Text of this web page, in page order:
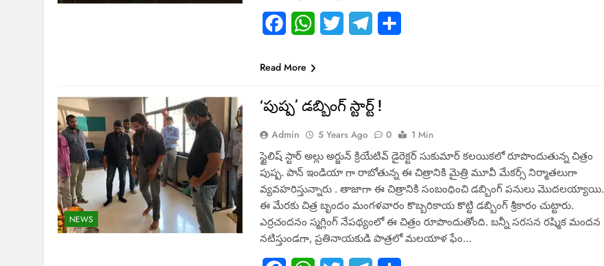
FacebookWhatsApp
Twitter Telegram
Read More
NEWS
‘పుష్ప’ డబ్బింగ్ స్టార్ట్ !
Admin 5 Years Ago 0
1 Min
స్టైలిష్ స్టార్ అల్లు అర్జున్ క్రియేటివ్ డైరెక్టర్ సుకుమార్ కలయికలో రూపొందుతున్న చిత్రం
పుష్ప. పాన్ ఇండియా గా రాబోతున్న ఈ చిత్రానికి మైత్రి మూవీ మేకర్స్ నిర్మాతలుగా
వ్యవహరిస్తున్నారు . తాజాగా ఈ చిత్రానికి సంబంధించి డబ్బింగ్ పనులు మొదలయ్యాయి.
ఈ మేరకు చిత్ర బృందం మంగళవారం కొబ్బరికాయ కొట్టి డబ్బింగ్ శ్రీకారం చుట్టారు.
ఎర్రచందనం స్మగ్లింగ్ నేపథ్యంలో ఈ చిత్రం రూపొందుతోంది. బన్నీ సరసన రష్మిక మందన
నటిస్తుండగా, ప్రతినాయకుడి పాత్రలో మలయాళ ఫేం…